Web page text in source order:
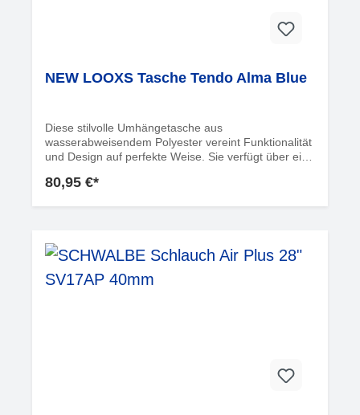
NEW LOOXS Tasche Tendo Alma Blue
Diese stilvolle Umhängetasche aus
wasserabweisendem Polyester vereint Funktionalität
und Design auf perfekte Weise. Sie verfügt über ein
Laptopfach, das Platz für einen 15"-Laptop (39 x 30
ermöglichen. Diese Tasche ist ideal für den täglichen
Gebrauch und bietet ausreichend Platz für alle
wichtigen Utensilien.
80,95 €*